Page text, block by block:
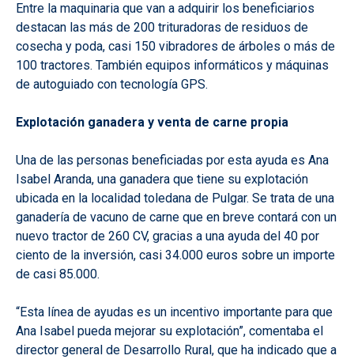
Entre la maquinaria que van a adquirir los beneficiarios
destacan las más de 200 trituradoras de residuos de
cosecha y poda, casi 150 vibradores de árboles o más de
100 tractores. También equipos informáticos y máquinas
de autoguiado con tecnología GPS.
Explotación ganadera y venta de carne propia
Una de las personas beneficiadas por esta ayuda es Ana
Isabel Aranda, una ganadera que tiene su explotación
ubicada en la localidad toledana de Pulgar. Se trata de una
ganadería de vacuno de carne que en breve contará con un
nuevo tractor de 260 CV, gracias a una ayuda del 40 por
ciento de la inversión, casi 34.000 euros sobre un importe
de casi 85.000.
“Esta línea de ayudas es un incentivo importante para que
Ana Isabel pueda mejorar su explotación”, comentaba el
director general de Desarrollo Rural, que ha indicado que a